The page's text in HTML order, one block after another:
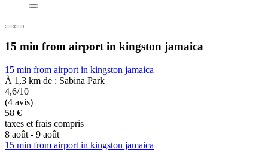
15 min from airport in kingston jamaica
15 min from airport in kingston jamaica
À 1,3 km de : Sabina Park
4,6/10
(4 avis)
58 €
taxes et frais compris
8 août - 9 août
15 min from airport in kingston jamaica